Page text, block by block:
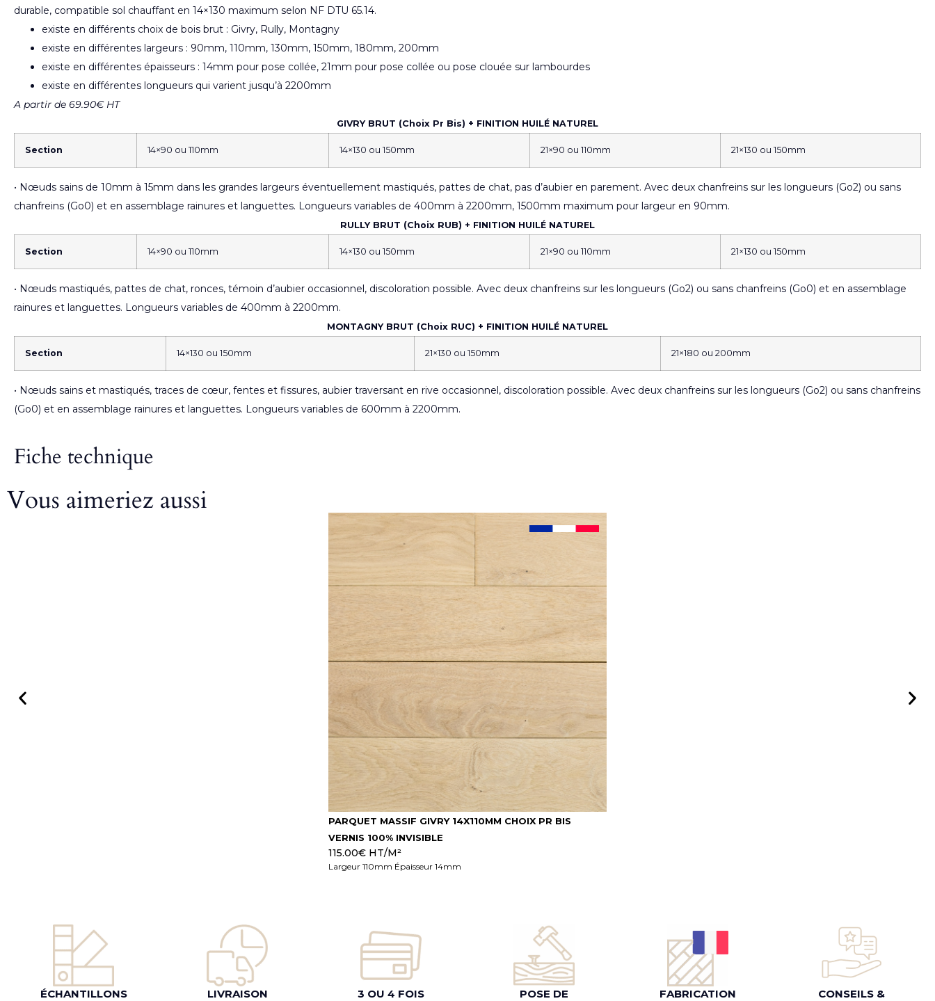
durable, compatible sol chauffant en 14×130 maximum selon NF DTU 65.14.
existe en différents choix de bois brut : Givry, Rully, Montagny
existe en différentes largeurs : 90mm, 110mm, 130mm, 150mm, 180mm, 200mm
existe en différentes épaisseurs : 14mm pour pose collée, 21mm pour pose collée ou pose clouée sur lambourdes
existe en différentes longueurs qui varient jusqu’à 2200mm
A partir de 69.90€ HT
GIVRY BRUT (Choix Pr Bis) + FINITION HUILÉ NATUREL
Section 14×90 ou 110mm 14×130 ou 150mm 21×90 ou 110mm 21×130 ou 150mm
• Nœuds sains de 10mm à 15mm dans les grandes largeurs éventuellement mastiqués, pattes de chat, pas d’aubier en parement. Avec deux chanfreins sur les longueurs (Go2) ou sans
chanfreins (Go0) et en assemblage rainures et languettes. Longueurs variables de 400mm à 2200mm, 1500mm maximum pour largeur en 90mm.
RULLY BRUT (Choix RUB) + FINITION HUILÉ NATUREL
Section 14×90 ou 110mm 14×130 ou 150mm 21×90 ou 110mm 21×130 ou 150mm
• Nœuds mastiqués, pattes de chat, ronces, témoin d’aubier occasionnel, discoloration possible. Avec deux chanfreins sur les longueurs (Go2) ou sans chanfreins (Go0) et en assemblage
rainures et languettes. Longueurs variables de 400mm à 2200mm.
MONTAGNY BRUT (Choix RUC) + FINITION HUILÉ NATUREL
Section 14×130 ou 150mm 21×130 ou 150mm 21×180 ou 200mm
• Nœuds sains et mastiqués, traces de cœur, fentes et fissures, aubier traversant en rive occasionnel, discoloration possible. Avec deux chanfreins sur les longueurs (Go2) ou sans chanfreins
(Go0) et en assemblage rainures et languettes. Longueurs variables de 600mm à 2200mm.
Fiche technique
Vous aimeriez aussi
PARQUET MASSIF GIVRY 14X110MM CHOIX PR BIS
VERNIS 100% INVISIBLE
115.00€ HT/M²
Largeur 110mm Épaisseur 14mm
ÉCHANTILLONS
LIVRAISON
3 OU 4 FOIS
POSE DE
FABRICATION
CONSEILS &